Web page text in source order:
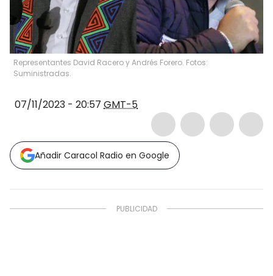
Representantes David Racero y Andrés Forero. Fotos:
Suministradas.
07/11/2023 - 20:57 GMT-5
Añadir Caracol Radio en Google